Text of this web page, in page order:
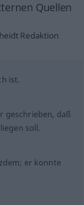
Quellen
Redaktion
ist.
geschrieben, daß
soll.
er konnte